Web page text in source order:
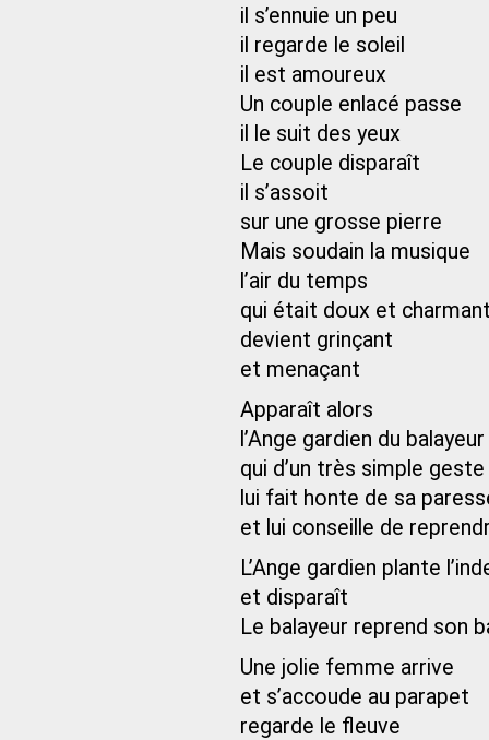
il s’ennuie un peu
il regarde le soleil
il est amoureux
Un couple enlacé passe
il le suit des yeux
Le couple disparaît
il s’assoit
sur une grosse pierre
Mais soudain la musique
l’air du temps
qui était doux et
devient grinçant
et menaçant
Apparaît alors
l’Ange gardien du balayeur
qui d’un très simple geste
lui fait honte de sa
et lui conseille de
L’Ange gardien plante
et disparaît
Le balayeur reprend son
Une jolie femme arrive
et s’accoude au parapet
regarde le fleuve